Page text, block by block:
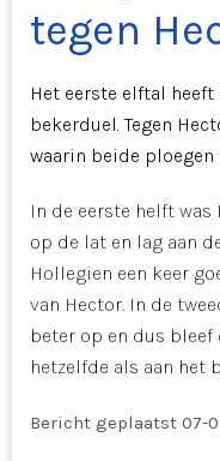
tegen
Het eerste elftal
bekerduel. Tegen
waarin beide
In de eerste helft
op de lat en lag aan
Hollegien een keer
van Hector. In de
beter op en dus
hetzelfde als aan het
Bericht geplaatst 07-